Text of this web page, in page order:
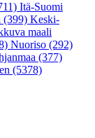
Itä-Suomi
(399) Keski-
maali
Nuoriso (292)
(377)
(5378)